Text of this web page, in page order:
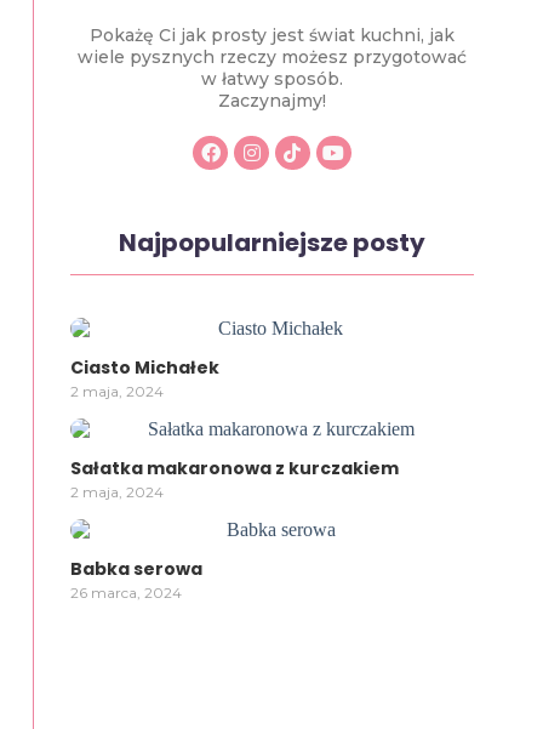
Pokażę Ci jak prosty jest świat kuchni, jak
wiele pysznych rzeczy możesz przygotować
w łatwy sposób.
Zaczynajmy!
Najpopularniejsze posty
Ciasto Michałek
2 maja, 2024
Sałatka makaronowa z kurczakiem
2 maja, 2024
Babka serowa
26 marca, 2024